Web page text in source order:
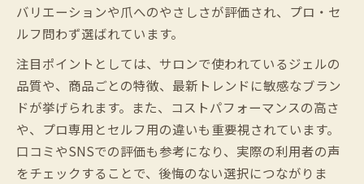
び方
プロ用とセルフ用ジェルブランドの違いを
ジェルネイルプロ用ブランドの強みとその
ネイルサロンブランド比較で見える使用感
の差
自分に合うネイルサロン探しのコツ
バリエーションや爪へのやさしさが評価され、プロ・セ
ルフ問わず選ばれています。
注目ポイントとしては、サロンで使われているジェルの
品質や、商品ごとの特徴、最新トレンドに敏感なブラン
ドが挙げられます。また、コストパフォーマンスの高さ
や、プロ専用とセルフ用の違いも重要視されています。
口コミやSNSでの評価も参考になり、実際の利用者の声
をチェックすることで、後悔のない選択につながりま